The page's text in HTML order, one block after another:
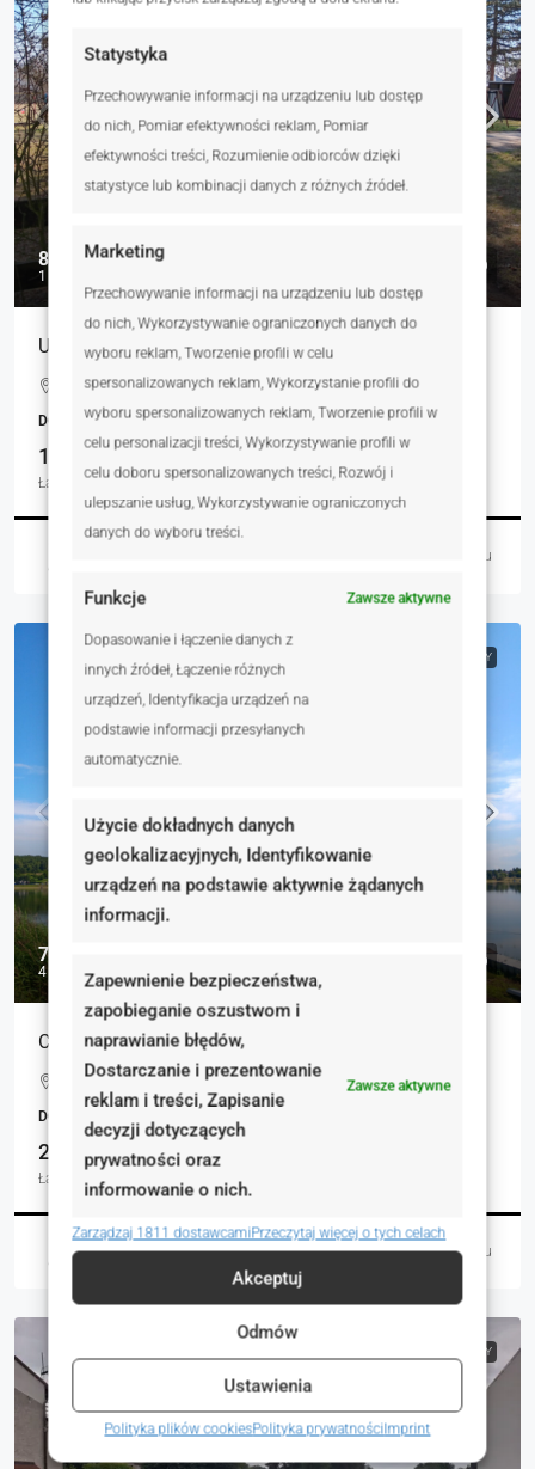
Statystyka
Przechowywanie informacji na urządzeniu lub dostęp
do nich, Pomiar efektywności reklam, Pomiar
efektywności treści, Rozumienie odbiorców dzięki
statystyce lub kombinacji danych z różnych źródeł.
Marketing
Przechowywanie informacji na urządzeniu lub dostęp
do nich, Wykorzystywanie ograniczonych danych do
wyboru reklam, Tworzenie profili w celu
spersonalizowanych reklam, Wykorzystanie profili do
wyboru spersonalizowanych reklam, Tworzenie profili w
celu personalizacji treści, Wykorzystywanie profili w
celu doboru spersonalizowanych treści, Rozwój i
ulepszanie usług, Wykorzystywanie ograniczonych
danych do wyboru treści.
Funkcje Zawsze aktywne
Dopasowanie i łączenie danych z
innych źródeł, Łączenie różnych
urządzeń, Identyfikacja urządzeń na
podstawie informacji przesyłanych
automatycznie.
Użycie dokładnych danych
geolokalizacyjnych, Identyfikowanie
urządzeń na podstawie aktywnie żądanych
informacji.
Zapewnienie bezpieczeństwa,
zapobieganie oszustwom i
naprawianie błędów,
Dostarczanie i prezentowanie
reklam i treści, Zapisanie
decyzji dotyczących
prywatności oraz
informowanie o nich.
Zawsze aktywne
Zarządzaj 1811 dostawcamiPrzeczytaj więcej o tych celach
Akceptuj
Odmów
Ustawienia
Polityka plików cookiesPolityka prywatnościImprint
80 000 zł
1 778 zł
Udział w campingu i działce w SUPER CENIE
Sokołów, Boguchwałowice, Polska
DOMY, NIERUCHOMOŚCI MIESZKANIOWE
1
Łazienka
45.00
m²
3 dni temu
RYNEK WTÓRNY
720 000 zł
4 000 zł
Cały rok na wakacjach, Mazury na Śląsku
Sokołów, Boguchwałowice, Polska
DOMY, NIERUCHOMOŚCI MIESZKANIOWE
2
Łazienki
180.00
m²
Marzena Bartnikowska 3 dni temu
RYNEK WTÓRNY